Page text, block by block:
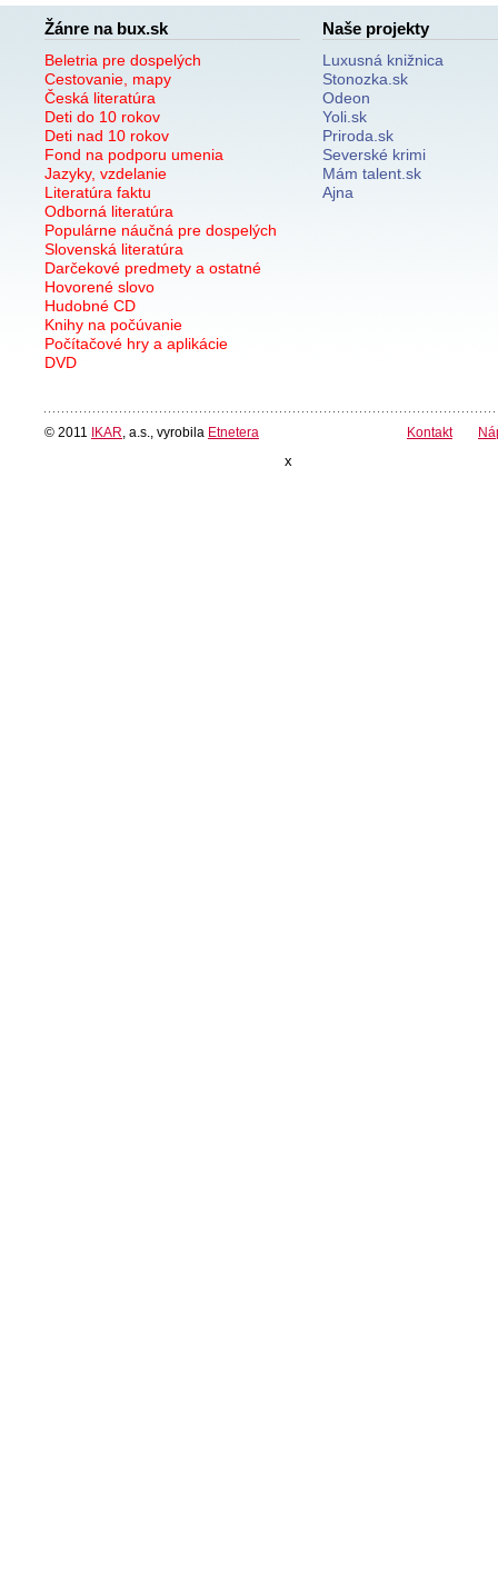
Žánre na bux.sk
Beletria pre dospelých
Cestovanie, mapy
Česká literatúra
Deti do 10 rokov
Deti nad 10 rokov
Fond na podporu umenia
Jazyky, vzdelanie
Literatúra faktu
Odborná literatúra
Populárne náučná pre dospelých
Slovenská literatúra
Darčekové predmety a ostatné
Hovorené slovo
Hudobné CD
Knihy na počúvanie
Počítačové hry a aplikácie
DVD
Naše projekty
Luxusná knižnica
Stonozka.sk
Odeon
Yoli.sk
Priroda.sk
Severské krimi
Mám talent.sk
Ajna
© 2011 IKAR , a.s., vyrobila Etnetera Kontakt
x